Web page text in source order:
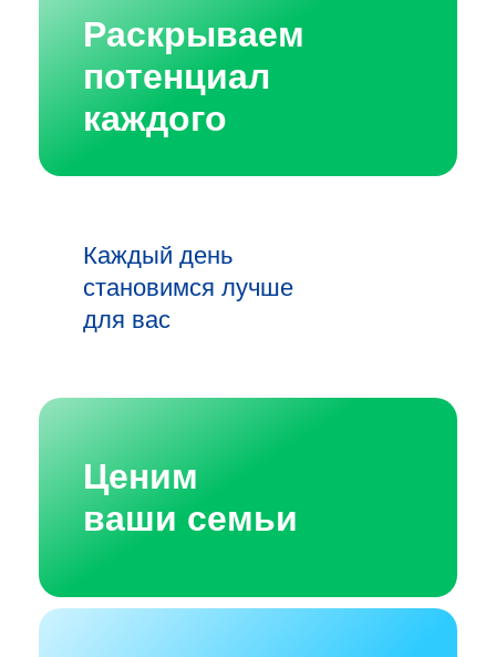
Раскрываем
потенциал
каждого
Каждый день
становимся лучше
для вас
Ценим
ваши семьи